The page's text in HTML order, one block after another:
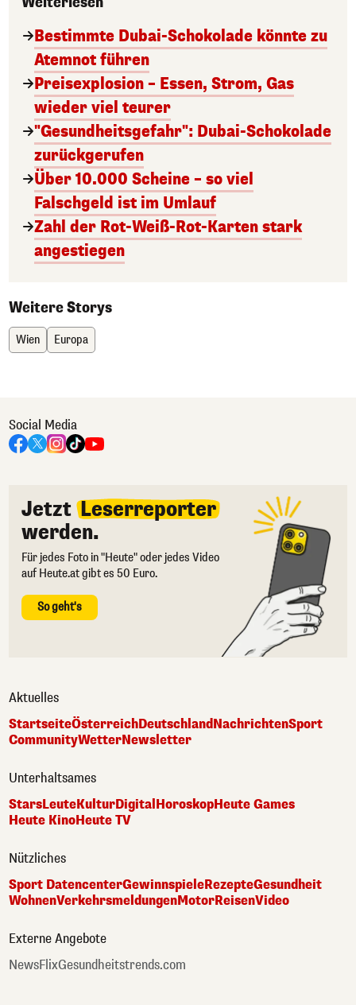
Bestimmte Dubai-Schokolade könnte zu
Atemnot führen
Preisexplosion – Essen, Strom, Gas
wieder viel teurer
"Gesundheitsgefahr": Dubai-Schokolade
zurückgerufen
Über 10.000 Scheine – so viel
Falschgeld ist im Umlauf
Zahl der Rot-Weiß-Rot-Karten stark
angestiegen
Weitere Storys
Wien Europa
Social Media
Jetzt Leserreporter
werden.
Für jedes Foto in "Heute" oder jedes Video
auf Heute.at gibt es 50 Euro.
So geht's
Aktuelles
StartseiteÖsterreichDeutschlandNachrichtenSport
CommunityWetterNewsletter
Unterhaltsames
StarsLeuteKulturDigitalHoroskopHeute Games
Heute KinoHeute TV
Nützliches
Sport DatencenterGewinnspieleRezepteGesundheit
WohnenVerkehrsmeldungenMotorReisenVideo
Externe Angebote
NewsFlixGesundheitstrends.com